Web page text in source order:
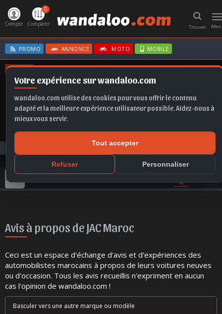
Votre expérience sur wandaloo.com
wandaloo.com utilise des cookies pour vous offrir le contenu
adapté et la meilleure expérience utilisateur possible. Aidez-nous à
mieux vous servir.
Tout accepter
Refuser Personnaliser
Trouver
Compte
0
Comparer
PROMO ANNONCE MOTO MOBILE
OFFRES
FRONTERA TAIGO GRANDLAND
JAC
GAMME JAC ACTU VIDEO PHOTO AVIS
Avis à propos de JAC Maroc
Ceci est un espace d'échange d'avis et d'expériences des
automobilistes marocains à propos de leurs voitures neuves
ou d'occasion. Tous les avis recueillis n'expriment en aucun
cas l'opinion de wandaloo.com !
Basculer vers une autre marque ou modèle